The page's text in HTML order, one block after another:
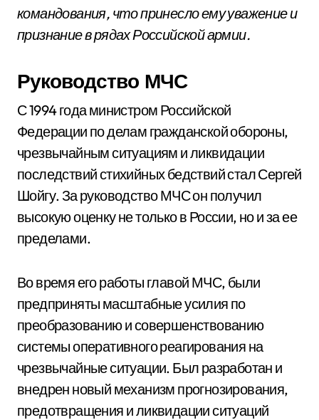
командования, что принесло ему уважение и
признание в рядах Российской армии.
Руководство МЧС
С 1994 года министром Российской
Федерации по делам гражданской обороны,
чрезвычайным ситуациям и ликвидации
последствий стихийных бедствий стал Сергей
Шойгу. За руководство МЧС он получил
высокую оценку не только в России, но и за ее
пределами.
Во время его работы главой МЧС, были
предприняты масштабные усилия по
преобразованию и совершенствованию
системы оперативного реагирования на
чрезвычайные ситуации. Был разработан и
внедрен новый механизм прогнозирования,
предотвращения и ликвидации ситуаций